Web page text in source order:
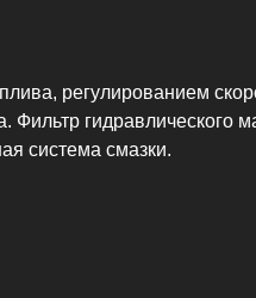
регулированием
Фильтр гидравлического
система смазки.